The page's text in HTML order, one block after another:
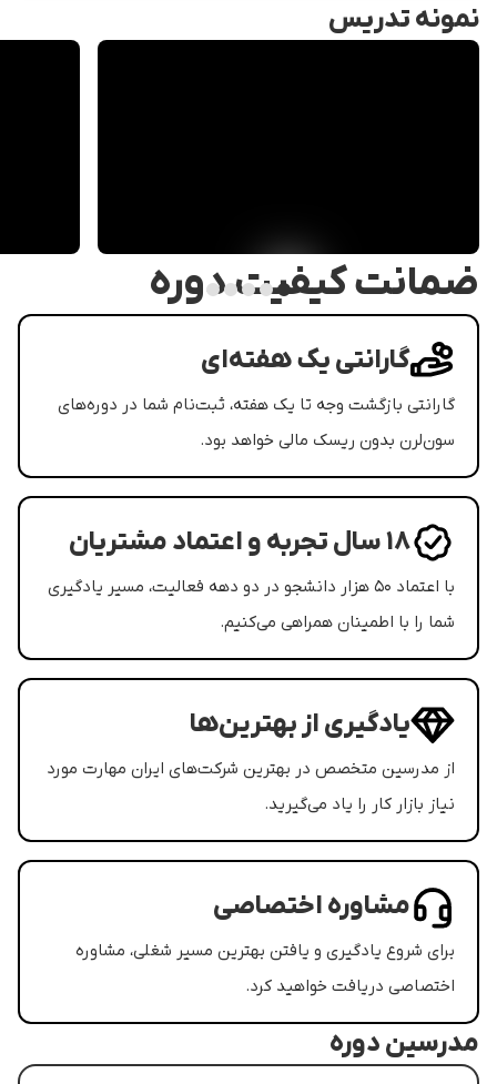
نمونه تدریس
ضمانت کیفیت دوره
گارانتی یک هفته‌ای
گارانتی بازگشت وجه تا یک هفته، ثبت‌نام شما در دوره‌های
سون‌لرن بدون ریسک مالی خواهد بود.
۱۸ سال تجربه و اعتماد مشتریان
با اعتماد ۵۰ هزار دانشجو در دو دهه فعالیت، مسیر یادگیری
شما را با اطمینان همراهی می‌کنیم.
یادگیری از بهترین‌‌ها
از مدرسین متخصص در بهترین شرکت‌های ایران مهارت مورد
نیاز بازار کار را یاد می‌گیرید.
مشاوره اختصاصی
برای شروع یادگیری و یافتن بهترین مسیر شغلی، مشاوره
اختصاصی دریافت خواهید کرد.
مدرسین دوره